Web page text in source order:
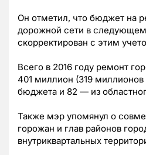
Он отметил, что бюджет на
дорожной сети в следующем
скорректирован с этим
Всего в 2016 году ремонт
401 миллион (319 миллионов
бюджета и 82 — из
Также мэр упомянул о
горожан и глав районов
внутриквартальных